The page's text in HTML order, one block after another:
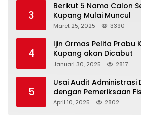
3
Berikut 5 Nama Calon
Kupang Mulai Muncul
Maret 25, 2025 3390
4
Ijin Ormas Pelita Prabu
Kupang akan Dicabut
Januari 30, 2025 2817
5
Usai Audit Administrasi
dengan Pemeriksaan
April 10, 2025 2802